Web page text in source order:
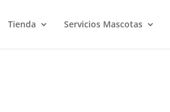
Tienda Servicios Mascotas